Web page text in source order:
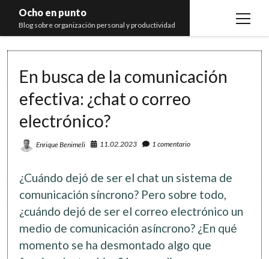
Ocho en punto
Blog sobre organización personal y productividad
open
Libros
Recomendaciones
En busca de la comunicación
efectiva: ¿chat o correo
electrónico?
Enrique Benimeli 11.02.2023 1 comentario
¿Cuándo dejó de ser el chat un sistema de
comunicación síncrono? Pero sobre todo,
¿cuándo dejó de ser el correo electrónico un
medio de comunicación asíncrono? ¿En qué
momento se ha desmontado algo que